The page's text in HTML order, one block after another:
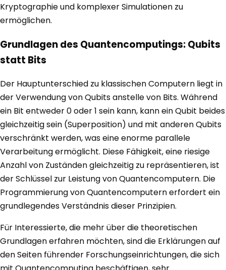
Kryptographie und komplexer Simulationen zu
ermöglichen.
Grundlagen des Quantencomputings: Qubits
statt Bits
Der Hauptunterschied zu klassischen Computern liegt in
der Verwendung von Qubits anstelle von Bits. Während
ein Bit entweder 0 oder 1 sein kann, kann ein Qubit beides
gleichzeitig sein (Superposition) und mit anderen Qubits
verschränkt werden, was eine enorme parallele
Verarbeitung ermöglicht. Diese Fähigkeit, eine riesige
Anzahl von Zuständen gleichzeitig zu repräsentieren, ist
der Schlüssel zur Leistung von Quantencomputern. Die
Programmierung von Quantencomputern erfordert ein
grundlegendes Verständnis dieser Prinzipien.
Für Interessierte, die mehr über die theoretischen
Grundlagen erfahren möchten, sind die Erklärungen auf
den Seiten führender Forschungseinrichtungen, die sich